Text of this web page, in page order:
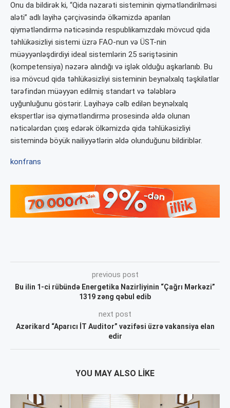
Onu da bildirək ki, “Qida nəzarəti sisteminin qiymətləndirilməsi
aləti” adlı layihə çərçivəsində ölkəmizdə aparılan
qiymətləndirmə nəticəsində respublikamızdakı mövcud qida
təhlükəsizliyi sistemi üzrə FAO-nun və ÜST-nin
müəyyənləşdirdiyi ideal sistemlərin 25 səriştəsinin
(kompetensiya) nəzərə alındığı və işlək olduğu aşkarlanıb. Bu
isə mövcud qida təhlükəsizliyi sisteminin beynəlxalq təşkilatlar
tərəfindən müəyyən edilmiş standart və tələblərə
uyğunluğunu göstərir. Layihəyə cəlb edilən beynəlxalq
ekspertlər isə qiymətləndirmə prosesində əldə olunan
nəticələrdən çıxış edərək ölkəmizdə qida təhlükəsizliyi
sistemində böyük nailiyyətlərin əldə olunduğunu bildiriblər.
konfrans
previous post
Bu ilin 1-ci rübündə Energetika Nazirliyinin “Çağrı Mərkəzi”
1319 zəng qəbul edib
next post
Azərikard “Aparıcı İT Auditor” vəzifəsi üzrə vakansiya elan
edir
YOU MAY ALSO LIKE